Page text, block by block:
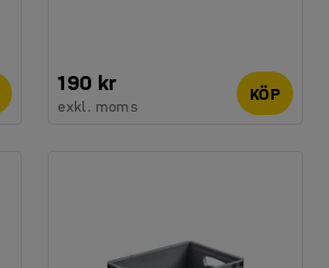
190 kr
exkl. moms
KÖP